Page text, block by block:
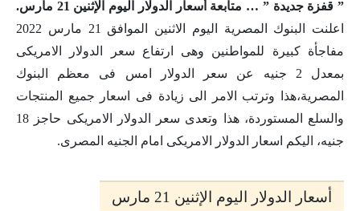
” قفزة جديدة ” … متابعة أسعار الدولار اليوم الإثنين 21 مارس.
اعلنت البنوك المصرية اليوم الاثنين الموافق 21 مارس 2022
مفاجأة كبيرة للمواطنين وهى ارتفاع سعر الدولار الامريكى
بمعدل 2 جنيه عن سعر الدولار امس فى معظم البنوك
المصرية،هذا وترتب الامر الى زيادة فى اسعار جميع المنتجات
والسلع المستوردة، هذا وتعدى سعر الدولار الامريكى حاجز 18
جنيه، اليكم اسعار الدولار الامريكى امام الجنيه المصرى.
أسعار الدولار اليوم الإثنين 21 مارس